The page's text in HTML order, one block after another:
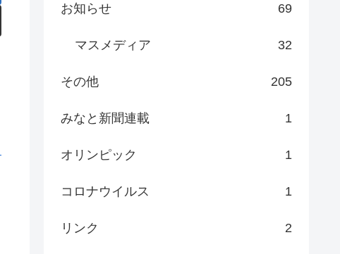
お知らせ 69
マスメディア 32
その他 205
みなと新聞連載 1
オリンピック 1
コロナウイルス 1
リンク 2